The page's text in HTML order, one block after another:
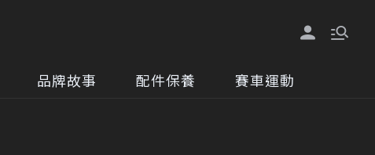
品牌故事 配件保養 賽車運動